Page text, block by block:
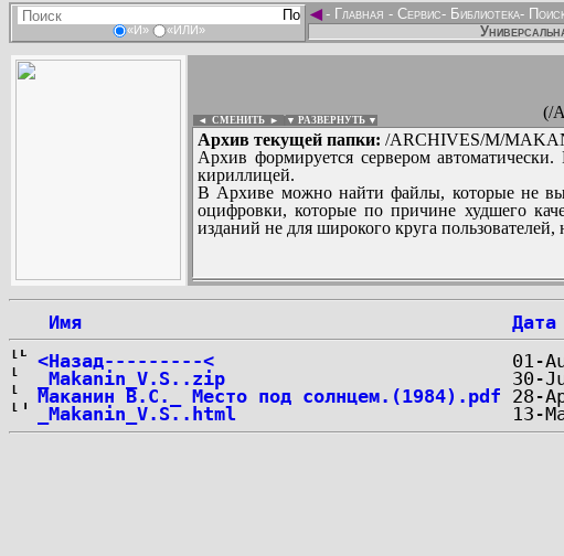
«И» «ИЛИ»
◄- Главная - Сервис- Библиотека-
(/
◄ СМЕНИТЬ ► ▼ РАЗВЕРНУТЬ ▼
Архив текущей папки: /ARCHIVES/M/
Архив формируется сервером
кириллицей.
В Архиве можно найти файлы, которые не
оцифровки, которые по причине худшего
изданий не для широкого круга
...
Имя Дата
<Назад---------<
_Makanin_V.S..zip
Маканин В.С._ Место под солнцем.(1984).pdf
_Makanin_V.S..html